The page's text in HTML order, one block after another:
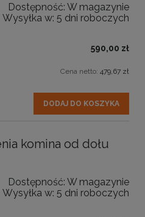
Dostępność: W magazynie
Wysyłka w: 5 dni roboczych
590,00 zł
Cena netto: 479,67 zł
DODAJ DO KOSZYKA
komina od dołu
Dostępność: W magazynie
Wysyłka w: 5 dni roboczych